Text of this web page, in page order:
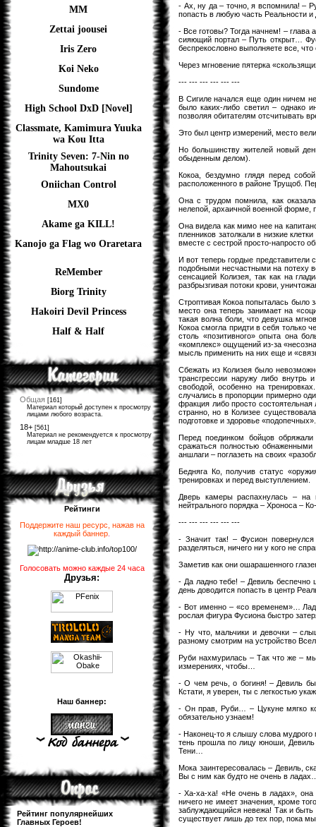
ММ
Zettai joousei
Iris Zero
Koi Neko
Sundome
High School DxD [Novel]
Classmate, Kamimura Yuuka
wa Kou Itta
Trinity Seven: 7-Nin no
Mahoutsukai
Oniichan Control
MX0
Akame ga KILL!
Kanojo ga Flag wo Oraretara
ReMember
Biorg Trinity
Hakoiri Devil Princess
Half & Half
Общая [161]
Материал который доступен к просмотру
лицами любого возраста.
18+ [561]
Материал не рекомендуется к просмотру
лицам младше 18 лет
Рейтинги
Поддержите наш ресурс, нажав на
каждый баннер
Голосовать можно каждые 24 часа
Друзья:
Наш баннер:
Рейтинг популярнейших
Главных Героев!
- Ах, ну да – точно, я вспомнила! –
попасть в любую часть Реальности
- Все готовы? Тогда начнем! – глава
сияющий портал – Путь открыт…
беспрекословно выполняете все,
Через мгновение пятерка
--- --- --- --- --- ---
В Сигиле начался еще один ничем
было каких-либо светил – однако
позволяя обитателям отсчитывать
Это был центр измерений, место
Но большинству жителей новый
обыденным делом).
Кокоа, бездумно глядя перед
расположенного в районе Трущоб.
Она с трудом помнила, как
нелепой, архаичной военной
Она видела как мимо нее на
пленников затолкали в низкие
вместе с сестрой просто-напросто
И вот теперь гордые
подобными несчастными на потеху
сенсацией Колизея, так как на
разбрызгивая потоки крови,
Строптивая Кокоа попыталась было
место она теперь занимает на
такая волна боли, что девушка
Кокоа смогла придти в себя только
столь «позитивного» опыта она
«комплекс» ощущений из-за
мысль применить на них еще и
Сбежать из Колизея было
трансгрессии наружу либо внутрь
свободой, особенно на
случались в пропорции примерно
фракция либо просто
странно, но в Колизее
подготовке и здоровье «подопечных».
Перед поединком бойцов
сражаться полностью
аншлаги – поглазеть на своих
Бедняга Ко, получив статус
тренировках и перед выступлением.
Дверь камеры распахнулась – на
нейтрального порядка – Хроноса –
--- --- --- --- --- ---
- Значит так! – Фусион
разделяться, ничего ни у кого не
Заметив как они ошарашенного
- Да ладно тебе! – Девиль
день доводится попасть в центр
- Вот именно – «со временем»…
рослая фигура Фусиона быстро
- Ну что, мальчики и девочки –
разному смотрим на устройство
Руби нахмурилась – Так что же –
измерениях, чтобы…
- О чем речь, о богиня! – Девиль
Кстати, я уверен, ты с легкостью
- Он прав, Руби… – Цукуне мягко
обязательно узнаем!
- Наконец-то я слышу слова мудрого
тень прошла по лицу юноши,
Тени…
Мока заинтересовалась – Девиль,
Вы с ним как будто не очень в
- Ха-ха-ха! «Не очень в ладах»,
ничего не имеет значения, кроме
заблуждающийся невежа! Так и
существует лишь до тех пор, пока